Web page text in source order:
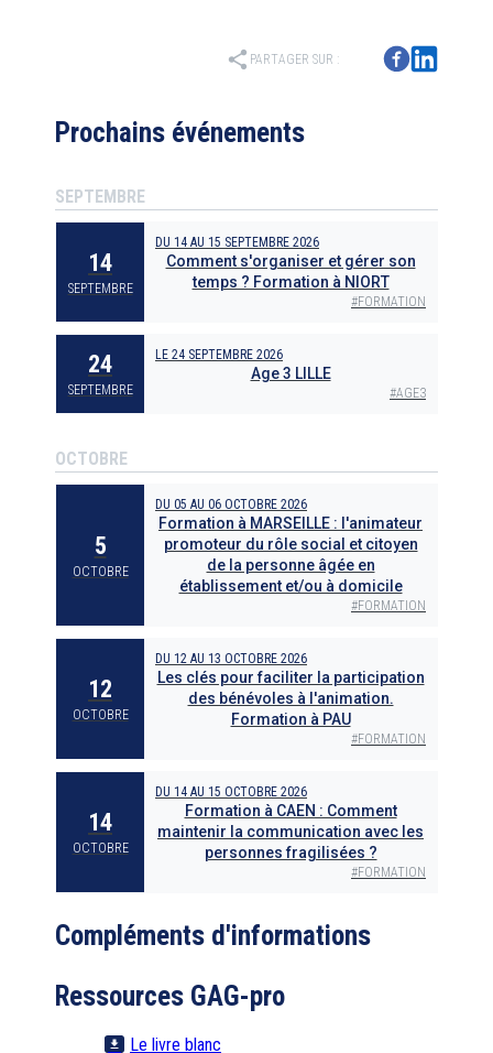
share PARTAGER SUR :
Prochains événements
SEPTEMBRE
14
SEPTEMBRE
DU 14 AU 15 SEPTEMBRE 2026
Comment s'organiser et gérer son
temps ? Formation à NIORT
#FORMATION
24
SEPTEMBRE
LE 24 SEPTEMBRE 2026
Age 3 LILLE
#AGE3
OCTOBRE
5
OCTOBRE
DU 05 AU 06 OCTOBRE 2026
Formation à MARSEILLE : l'animateur
promoteur du rôle social et citoyen
de la personne âgée en
établissement et/ou à domicile
#FORMATION
12
OCTOBRE
DU 12 AU 13 OCTOBRE 2026
Les clés pour faciliter la participation
des bénévoles à l'animation.
Formation à PAU
#FORMATION
14
OCTOBRE
DU 14 AU 15 OCTOBRE 2026
Formation à CAEN : Comment
maintenir la communication avec les
personnes fragilisées ?
#FORMATION
Compléments d'informations
Ressources GAG-pro
Le livre blanc